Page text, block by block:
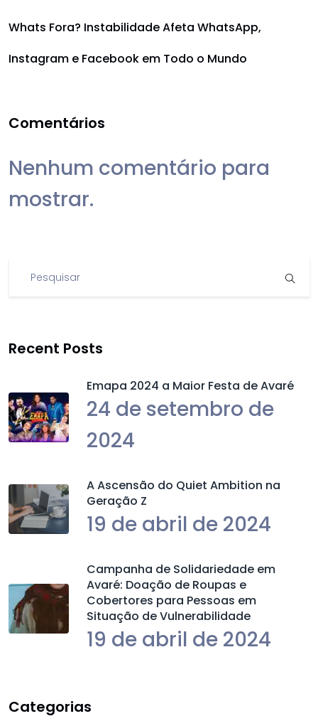
Whats Fora? Instabilidade Afeta WhatsApp,
Instagram e Facebook em Todo o Mundo
Comentários
Nenhum comentário para
mostrar.
Recent Posts
Emapa 2024 a Maior Festa de Avaré
24 de setembro de
2024
A Ascensão do Quiet Ambition na
Geração Z
19 de abril de 2024
Campanha de Solidariedade em
Avaré: Doação de Roupas e
Cobertores para Pessoas em
Situação de Vulnerabilidade
19 de abril de 2024
Categorias